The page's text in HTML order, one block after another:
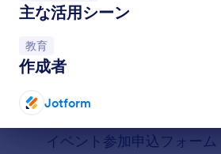
主な活用シーン
カテゴリーへ移動：
教育
作成者
Jotform
イベント参加申込フォーム